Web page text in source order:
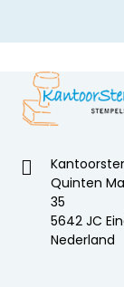
Quinten
35
5642 JC
Nederland